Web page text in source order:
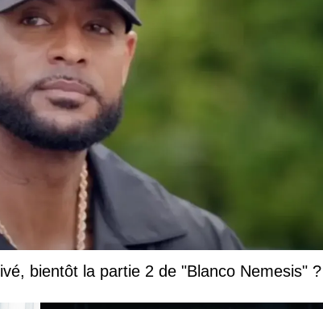
bientôt la partie 2 de "Blanco Nemesis" ?